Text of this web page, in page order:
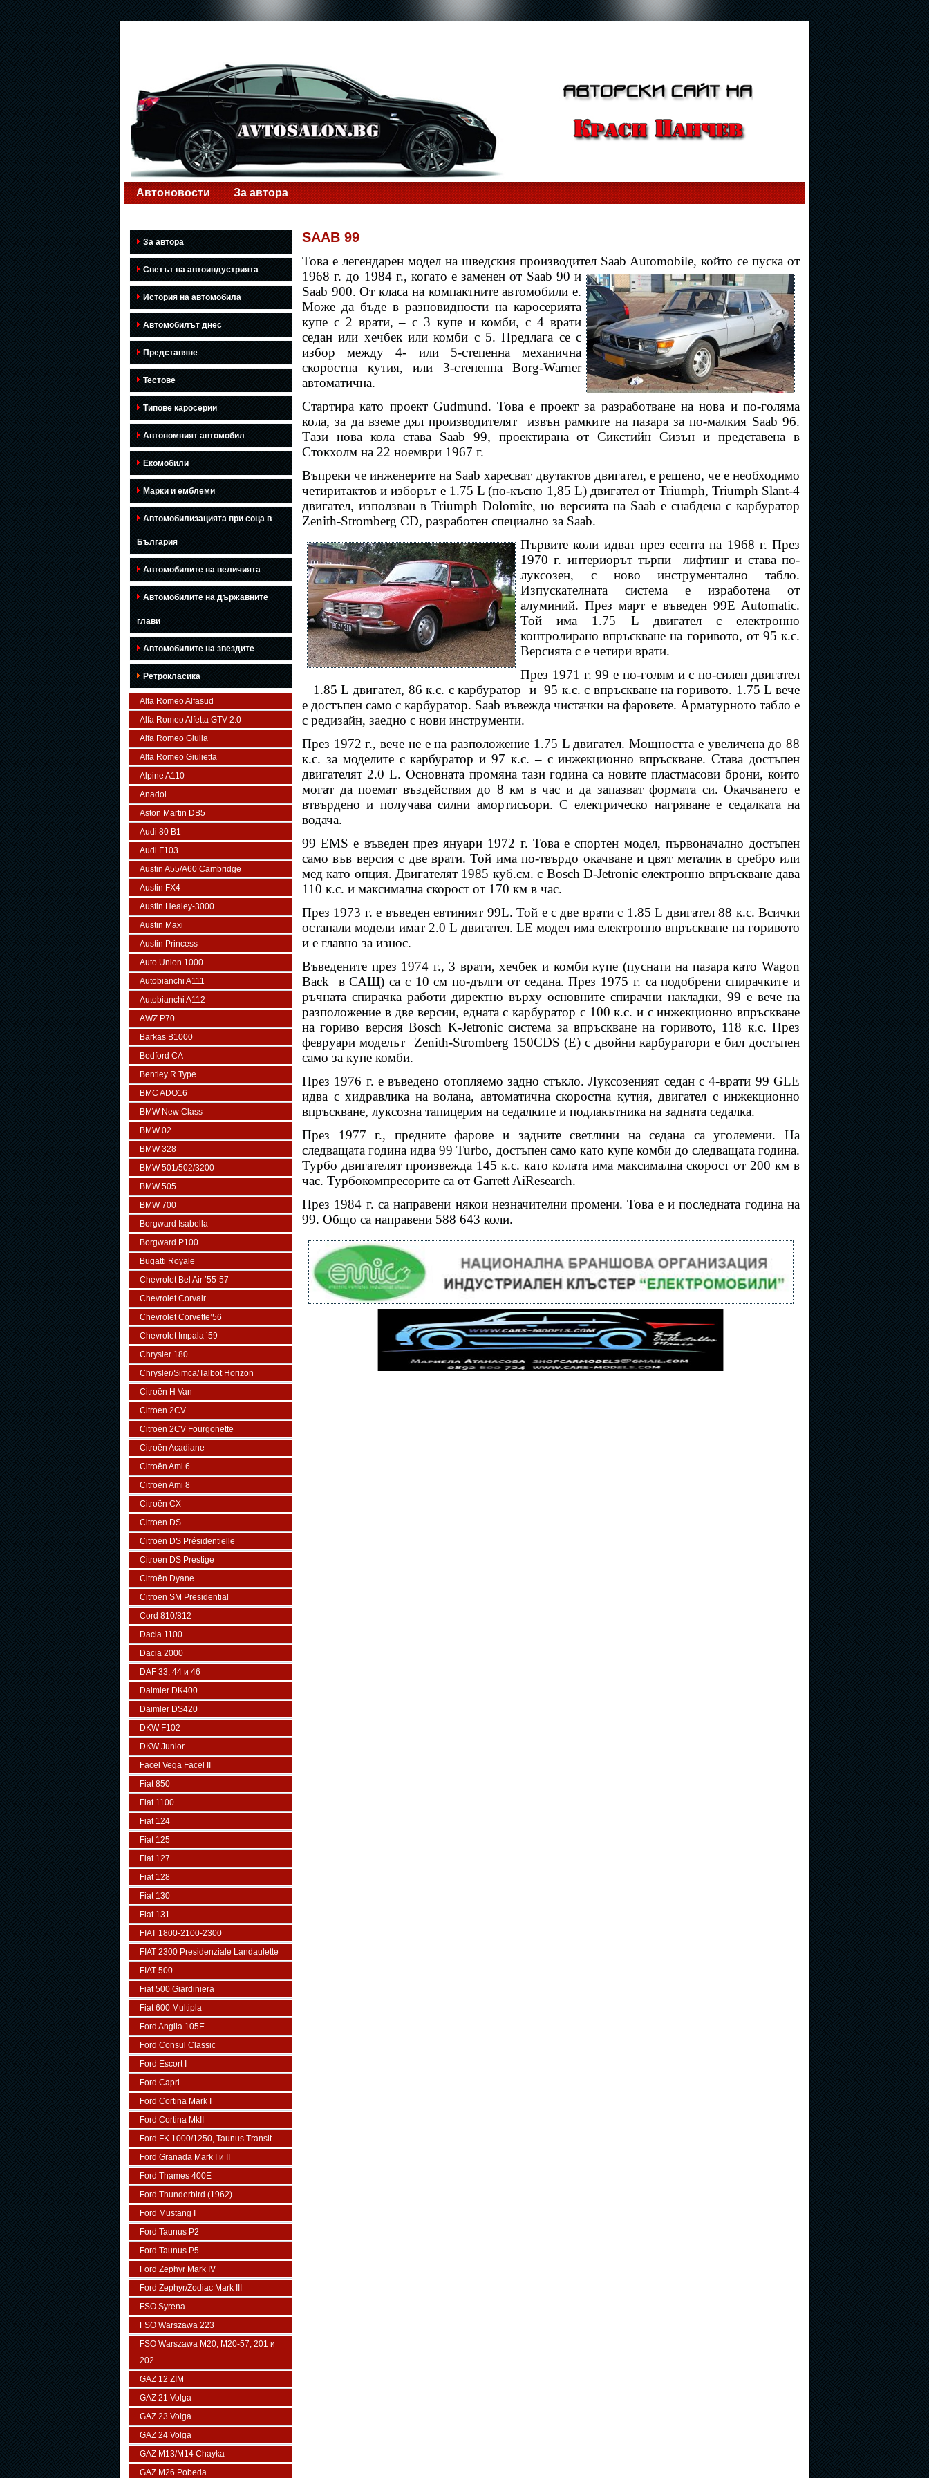
Автоновости За автора
За автора
Светът на автоиндустрията
История на автомобила
Автомобилът днес
Представяне
Тестове
Типове каросерии
Автономният автомобил
Екомобили
Марки и емблеми
Автомобилизацията при соца в
България
Автомобилите на величията
Автомобилите на държавните
глави
Автомобилите на звездите
Ретрокласика
Alfa Romeo Alfasud
Alfa Romeo Alfetta GTV 2.0
Alfa Romeo Giulia
Alfa Romeo Giulietta
Alpine A110
Anadol
Aston Martin DB5
Audi 80 B1
Audi F103
Austin A55/A60 Cambridge
Austin FX4
Austin Healey-3000
Austin Maxi
Austin Princess
Auto Union 1000
Autobianchi A111
Autobianchi A112
AWZ P70
Barkas B1000
Bedford CA
Bentley R Type
BMC ADO16
BMW New Class
BMW 02
BMW 328
BMW 501/502/3200
BMW 505
BMW 700
Borgward Isabella
Borgward P100
Bugatti Royale
Chevrolet Bel Air ’55-57
Chevrolet Corvair
Chevrolet Corvette’56
Chevrolet Impala ’59
Chrysler 180
Chrysler/Simca/Talbot Horizon
Citroën H Van
Citroen 2CV
Citroën 2CV Fourgonette
Citroën Acadiane
Citroën Ami 6
Citroën Ami 8
Citroën CX
Citroen DS
Citroën DS Présidentielle
Citroen DS Prestige
Citroën Dyane
Citroen SM Presidential
Cord 810/812
Dacia 1100
Dacia 2000
DAF 33, 44 и 46
Daimler DK400
Daimler DS420
DKW F102
DKW Junior
Facel Vega Facel II
Fiat 850
Fiat 1100
Fiat 124
Fiat 125
Fiat 127
Fiat 128
Fiat 130
Fiat 131
FIAT 1800-2100-2300
FIAT 2300 Presidenziale Landaulette
FIAT 500
Fiat 500 Giardiniera
Fiat 600 Multipla
Ford Anglia 105E
Ford Consul Classic
Ford Escort I
Ford Capri
Ford Cortina Mark I
Ford Cortina MkII
Ford FK 1000/1250, Taunus Transit
Ford Granada Mark I и II
Ford Thames 400E
Ford Thunderbird (1962)
Ford Mustang I
Ford Taunus P2
Ford Taunus P5
Ford Zephyr Mark IV
Ford Zephyr/Zodiac Mark III
FSO Syrena
FSO Warszawa 223
FSO Warszawa М20, M20-57, 201 и
202
GAZ 12 ZIM
GAZ 21 Volga
GAZ 23 Volga
GAZ 24 Volga
GAZ M13/M14 Chayka
GAZ M26 Pobeda
SAAB 99
Това е легендарен модел на шведския производител Saab Automobile, който се пуска от
1968 г. до 1984 г., когато е заменен от Saab 90 и
Saab 900. От класа на компактните автомобили е.
Може да бъде в разновидности на каросерията
купе с 2 врати, – с 3 купе и комби, с 4 врати
седан или хечбек или комби с 5. Предлага се с
избор между 4- или 5-степенна механична
скоростна кутия, или 3-степенна Borg-Warner
автоматична.
Стартира като проект Gudmund. Това е проект за разработване на нова и по-голяма
кола, за да вземе дял производителят
извън рамките на пазара за по-малкия Saab 96.
Тази нова кола става Saab 99, проектирана от Сикстийн Сизън и представена в
Стокхолм на 22 ноември 1967 г.
Въпреки че инженерите на Saab харесват двутактов двигател, е решено, че е необходимо
четиритактов и изборът е 1.75 L (по-късно 1,85 L) двигател от Triumph, Triumph Slant-4
двигател, използван в Triumph Dolomite, но версията на Saab е снабдена с карбуратор
Zenith-Stromberg CD, разработен специално за Saab.
Първите коли идват през есента на 1968 г. През
1970 г. интериорът търпи
лифтинг и става по-
луксозен, с ново инструментално табло.
Изпускателната система е изработена от
алуминий. През март е въведен 99E Automatic.
Той има 1.75 L двигател с електронно
контролирано впръскване на горивото, от 95 к.с.
Версията с е четири врати.
През 1971 г. 99 е по-голям и с по-силен двигател
– 1.85 L двигател, 86 к.с. с карбуратор
и 95 к.с. с впръскване на горивото. 1.75 L вече
е достъпен само с карбуратор. Saab въвежда чистачки на фаровете. Арматурното табло е
с редизайн, заедно с нови инструменти.
През 1972 г., вече не е на разположение 1.75 L двигател. Мощността е увеличена до 88
к.с. за моделите с карбуратор и 97 к.с. – с инжекционно впръскване. Става достъпен
двигателят 2.0 L. Основната промяна тази година са новите пластмасови брони, които
могат да поемат въздействия до 8 км в час и да запазват формата си. Окачването е
втвърдено и получава силни амортисьори. С електрическо нагряване е седалката на
водача.
99 EMS е въведен през януари 1972 г. Това е спортен модел, първоначално достъпен
само във версия с две врати. Той има по-твърдо окачване и цвят металик в сребро или
мед като опция. Двигателят 1985 куб.см. с Bosch D-Jetronic електронно впръскване дава
110 к.с. и максимална скорост от 170 км в час.
През 1973 г. е въведен евтиният 99L. Той е с две врати с 1.85 L двигател 88 к.с. Всички
останали модели имат 2.0 L двигател. LE модел има електронно впръскване на горивото
и е главно за износ.
Въведените през 1974 г., 3 врати, хечбек и комби купе (пуснати на пазара като Wagon
Back
в САЩ) са с 10 см по-дълги от седана. През 1975 г. са подобрени спирачките и
ръчната спирачка работи директно върху основните спирачни накладки, 99 е вече на
разположение в две версии, едната с карбуратор с 100 к.с. и с инжекционно впръскване
на гориво версия Bosch K-Jetronic система за впръскване на горивото, 118 к.с. През
февруари моделът
Zenith-Stromberg 150CDS (E) с двойни карбуратори е бил достъпен
само за купе комби.
През 1976 г. е въведено отопляемо задно стъкло. Луксозеният седан с 4-врати 99 GLE
идва с хидравлика на волана, автоматична скоростна кутия, двигател с инжекционно
впръскване, луксозна тапицерия на седалките и подлакътника на задната седалка.
През 1977 г., предните фарове и задните светлини на седана са уголемени. На
следващата година идва 99 Turbo, достъпен само като купе комби до следващата година.
Турбо двигателят произвежда 145 к.с. като колата има максимална скорост от 200 км в
час. Турбокомпресорите са от Garrett AiResearch.
През 1984 г. са направени някои незначителни промени. Това е и последната година на
99. Общо са направени 588 643 коли.